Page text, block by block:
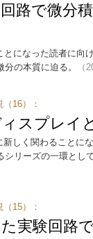
路で微分
になった読者に向
の本質に迫る。
（
16）：
スプレイ
しく関わることに
リーズの一環とし
15）：
実験回路